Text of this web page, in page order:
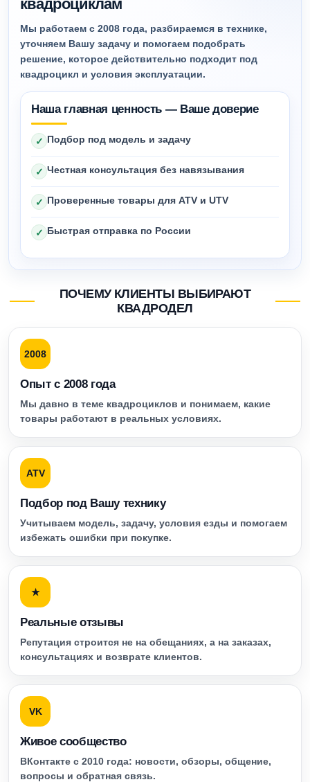
квадроциклам
Мы работаем с 2008 года, разбираемся в технике,
уточняем Вашу задачу и помогаем подобрать
решение, которое действительно подходит под
квадроцикл и условия эксплуатации.
Наша главная ценность — Ваше доверие
✓ Подбор под модель и задачу
✓ Честная консультация без навязывания
✓ Проверенные товары для ATV и UTV
✓ Быстрая отправка по России
ПОЧЕМУ КЛИЕНТЫ ВЫБИРАЮТ
КВАДРОДЕЛ
2008
Опыт с 2008 года
Мы давно в теме квадроциклов и понимаем, какие
товары работают в реальных условиях.
ATV
Подбор под Вашу технику
Учитываем модель, задачу, условия езды и помогаем
избежать ошибки при покупке.
★
Реальные отзывы
Репутация строится не на обещаниях, а на заказах,
консультациях и возврате клиентов.
VK
Живое сообщество
ВКонтакте с 2010 года: новости, обзоры, общение,
вопросы и обратная связь.